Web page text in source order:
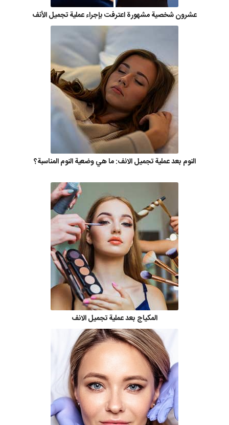
عشرون شخصية مشهورة اعترفت بإجراء عملية تجميل الأنف
النوم بعد عملية تجميل الانف: ما هي وضعية النوم المناسبة؟
المكياج بعد عملية تجميل الانف